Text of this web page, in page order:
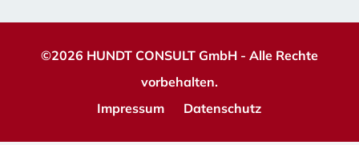
©2026 HUNDT CONSULT GmbH - Alle Rechte
vorbehalten.
Impressum
Datenschutz